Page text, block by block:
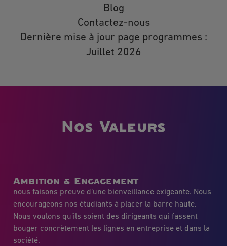
Blog
Contactez-nous
Dernière mise à jour page programmes :
Juillet 2026
Nos Valeurs
Ambition & Engagement
nous faisons preuve d’une bienveillance exigeante. Nous
encourageons nos étudiants à placer la barre haute.
Nous voulons qu’ils soient des dirigeants qui fassent
bouger concrètement les lignes en entreprise et dans la
société.